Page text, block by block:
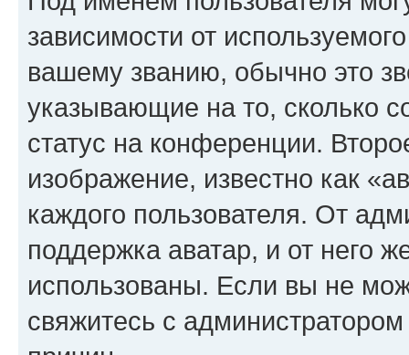
зависимости от
вашему званию, обычно это
указывающие на то, сколько
статус на конференции.
изображение, известно как
каждого пользователя. От
поддержка аватар, и от него
использованы. Если вы не
свяжитесь с